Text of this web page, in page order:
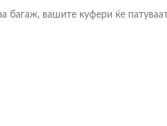
вашите куфери ќе